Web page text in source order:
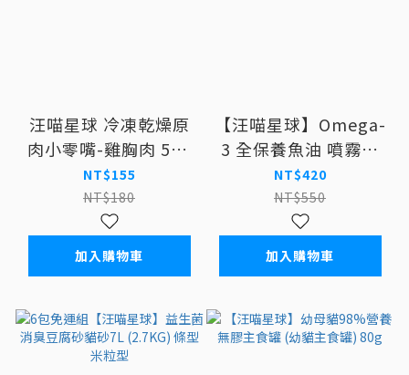
汪喵星球 冷凍乾燥原
肉小零嘴-雞胸肉 50g
狗貓皆可吃 #狗貓零食
NT$155
NT$180
加入購物車
【汪喵星球】Omega-
3 全保養魚油 噴霧型
保健
NT$420
NT$550
加入購物車